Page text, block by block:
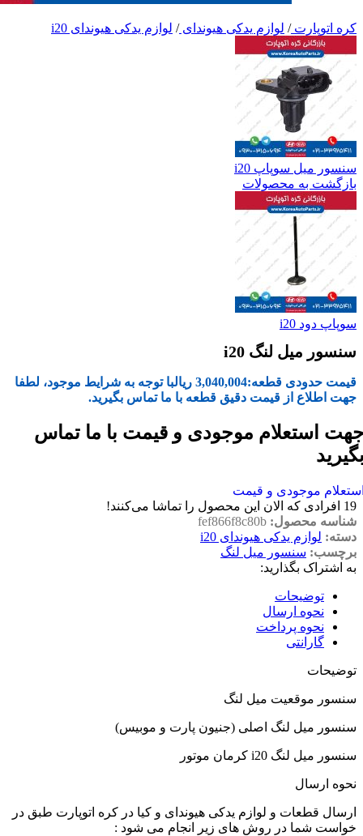
کره اتوپارت/ لوازم یدکی هیوندای/ لوازم یدکی هیوندای i20
سنسور میل سوپاپ i20
بازگشت به محصولات
سوپاپ دود i20
سنسور میل لنگ i20
قیمت حدودی قطعه:3,040,004 ریالبا توجه به شرایط موجود، لطفا
جهت اطلاع از قیمت دقیق قطعه با ما تماس بگیرید.
استعلام موجودی و قیمت با ما تماس
موجودی و قیمت
19 افرادی که الان این محصول را تماشا می‌کنند!
شناسه محصول: fef866f8c80b
دسته: لوازم یدکی هیوندای i20
برچسب: سنسور میل لنگ
به اشتراک بگذارید:
توضیحات
نحوه ارسال
نحوه پرداخت
گارانتی
توضیحات
سنسور موقعیت میل لنگ
سنسور میل لنگ اصلی (جنیون پارت و موبیس)
سنسور میل لنگ i20 کرمان موتور
نحوه ارسال
ارسال قطعات و لوازم یدکی هیوندای و کیا در کره اتوپارت طبق در
خواست شما در روش های زیر انجام می شود :